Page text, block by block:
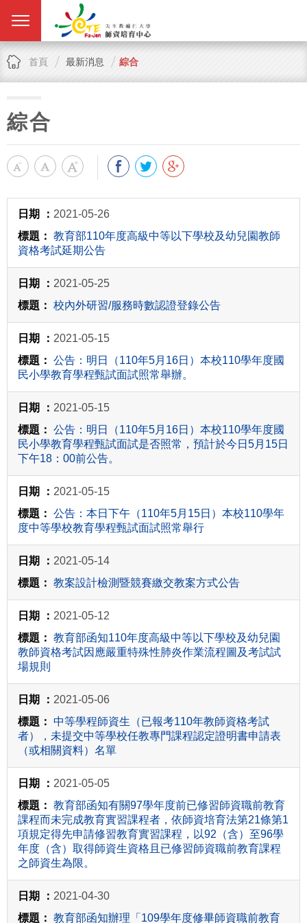
首頁 最新消息 綜合
綜合
2021-05-26
教育部110年度高級中等以下學校及幼兒園教師
資格考試延期公告
2021-05-25
校內外研習/服務時數認證登錄公告
2021-05-15
公告：明日（110年5月16日）本校110學年度國
民小學教育學程甄試面試照常舉辦。
2021-05-15
公告：明日（110年5月16日）本校110學年度國
民小學教育學程甄試面試是否照常，預計於今日5月15日
下午18：00前公告。
2021-05-15
公告：本日下午（110年5月15日）本校110學年
度中等學校教育學程甄試面試照常舉行
2021-05-14
教案設計檢測暨競賽繳交教案方式公告
2021-05-12
教育部函知110年度高級中等以下學校及幼兒園
教師資格考試因應嚴重特殊性肺炎作業流程圖及考試試
場規則
2021-05-06
中等學程師資生（已報考110年教師資格考試
者），未提交中等學校任教專門課程認定證明書申請表
（或相關資料）名單
2021-05-05
教育部函知有關97學年度前已修習師資職前教育
課程而未完成教育實習課程者，依師資培育法第21條第1
項規定得先申請修習教育實習課程，以92（含）至96學
年度（含）取得師資生資格且已修習師資職前教育課程
之師資生為限。
2021-04-30
教育部函知辦理「109學年度修畢師資職前教育